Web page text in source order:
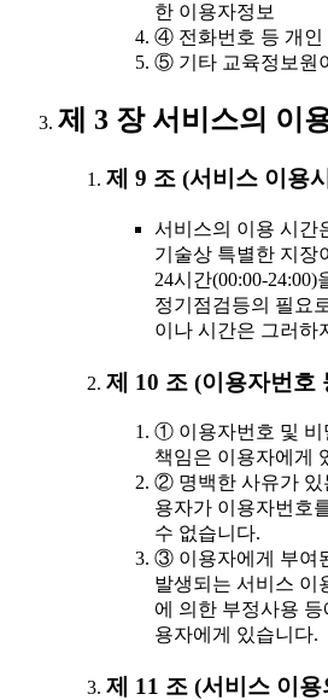
한 이용자정보
④ 전화번호 등 개인
⑤ 기타 교육정보원
제 3 장 서비스의 이
제 9 조 (서비스 이용
서비스의 이용 시간
기술상 특별한 지장
24시간(00:00-
정기점검등의 필요
이나 시간은 그러하
제 10 조 (이용자번호
① 이용자번호 및 비
책임은 이용자에게
② 명백한 사유가 있
용자가 이용자번호
수 없습니다.
③ 이용자에게 부여
발생되는 서비스 이
에 의한 부정사용 등
용자에게 있습니다.
제 11 조 (서비스 이